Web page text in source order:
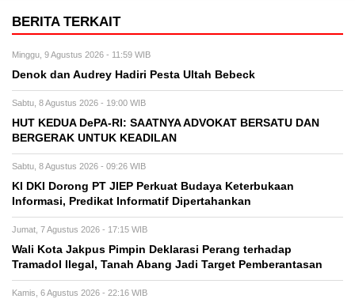
BERITA TERKAIT
Minggu, 9 Agustus 2026 - 11:59 WIB
Denok dan Audrey Hadiri Pesta Ultah Bebeck
Sabtu, 8 Agustus 2026 - 19:00 WIB
HUT KEDUA DePA-RI: SAATNYA ADVOKAT BERSATU DAN
BERGERAK UNTUK KEADILAN
Sabtu, 8 Agustus 2026 - 09:26 WIB
KI DKI Dorong PT JIEP Perkuat Budaya Keterbukaan
Informasi, Predikat Informatif Dipertahankan
Jumat, 7 Agustus 2026 - 17:15 WIB
Wali Kota Jakpus Pimpin Deklarasi Perang terhadap
Tramadol Ilegal, Tanah Abang Jadi Target Pemberantasan
Kamis, 6 Agustus 2026 - 22:16 WIB